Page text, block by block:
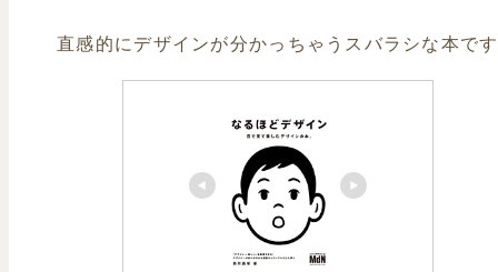
直感的にデザインが分かっちゃうスバラシな本です